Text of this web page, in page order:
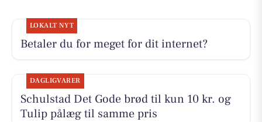
LOKALT NYT
Betaler du for meget for dit internet?
DAGLIGVARER
Schulstad Det Gode brød til kun 10 kr. og
Tulip pålæg til samme pris